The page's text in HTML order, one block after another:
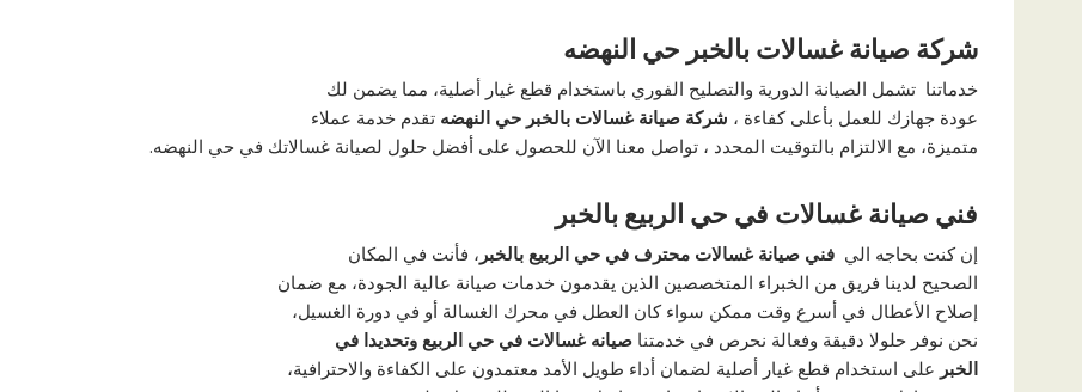
شركة صيانة غسالات بالخبر حي النهضه
خدماتنا تشمل الصيانة الدورية والتصليح الفوري باستخدام قطع غيار أصلية، مما يضمن لك
عودة جهازك للعمل بأعلى كفاءة ، شركة صيانة غسالات بالخبر حي النهضه تقدم خدمة عملاء
متميزة، مع الالتزام بالتوقيت المحدد ، تواصل معنا الآن للحصول على أفضل حلول لصيانة غسالاتك في حي النهضه.
فني صيانة غسالات في حي الربيع بالخبر
إن كنت بحاجه الي فني صيانة غسالات محترف في حي الربيع بالخبر ، فأنت في المكان
الصحيح لدينا فريق من الخبراء المتخصصين الذين يقدمون خدمات صيانة عالية الجودة، مع ضمان
إصلاح الأعطال في أسرع وقت ممكن سواء كان العطل في محرك الغسالة أو في دورة الغسيل،
نحن نوفر حلولا دقيقة وفعالة نحرص في خدمتنا صيانه غسالات في حي الربيع وتحديدا في
الخبر على استخدام قطع غيار أصلية لضمان أداء طويل الأمد معتمدون على الكفاءة والاحترافية،